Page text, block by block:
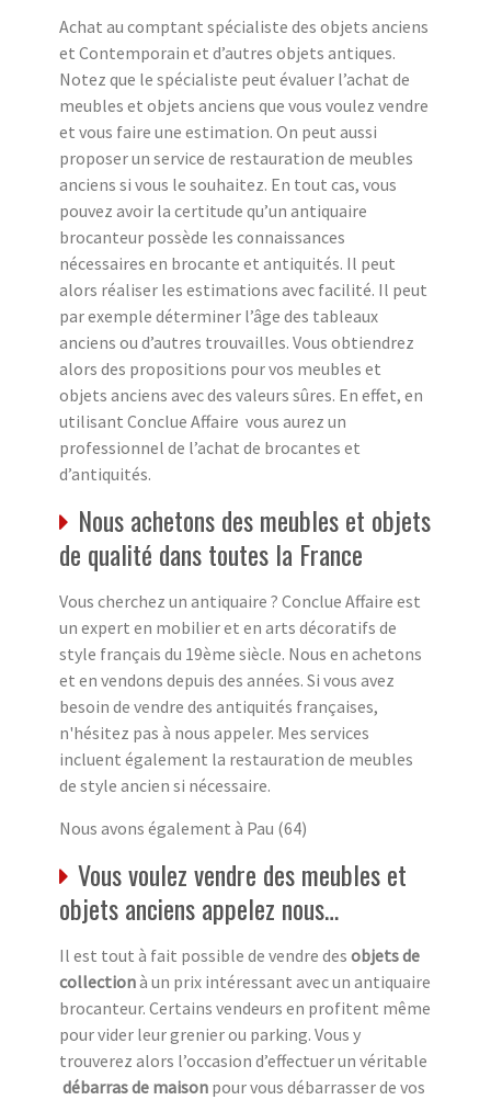
Achat au comptant spécialiste des objets anciens
et Contemporain et d’autres objets antiques.
Notez que le spécialiste peut évaluer l’achat de
meubles et objets anciens que vous voulez vendre
et vous faire une estimation. On peut aussi
proposer un service de restauration de meubles
anciens si vous le souhaitez. En tout cas, vous
pouvez avoir la certitude qu’un antiquaire
brocanteur possède les connaissances
nécessaires en brocante et antiquités. Il peut
alors réaliser les estimations avec facilité. Il peut
par exemple déterminer l’âge des tableaux
anciens ou d’autres trouvailles. Vous obtiendrez
alors des propositions pour vos meubles et
objets anciens avec des valeurs sûres. En effet, en
utilisant Conclue Affaire vous aurez un
professionnel de l’achat de brocantes et
d’antiquités.
Nous achetons des meubles et objets
de qualité dans toutes la France
Vous cherchez un antiquaire ? Conclue Affaire est
un expert en mobilier et en arts décoratifs de
style français du 19ème siècle. Nous en achetons
et en vendons depuis des années. Si vous avez
besoin de vendre des antiquités françaises,
n'hésitez pas à nous appeler. Mes services
incluent également la restauration de meubles
de style ancien si nécessaire.
Nous avons également à Pau (64)
Vous voulez vendre des meubles et
objets anciens appelez nous…
Il est tout à fait possible de vendre des objets de
collectionà un prix intéressant avec un antiquaire
brocanteur. Certains vendeurs en profitent même
pour vider leur grenier ou parking. Vous y
trouverez alors l’occasion d’effectuer un véritable
débarras de maison pour vous débarrasser de vos